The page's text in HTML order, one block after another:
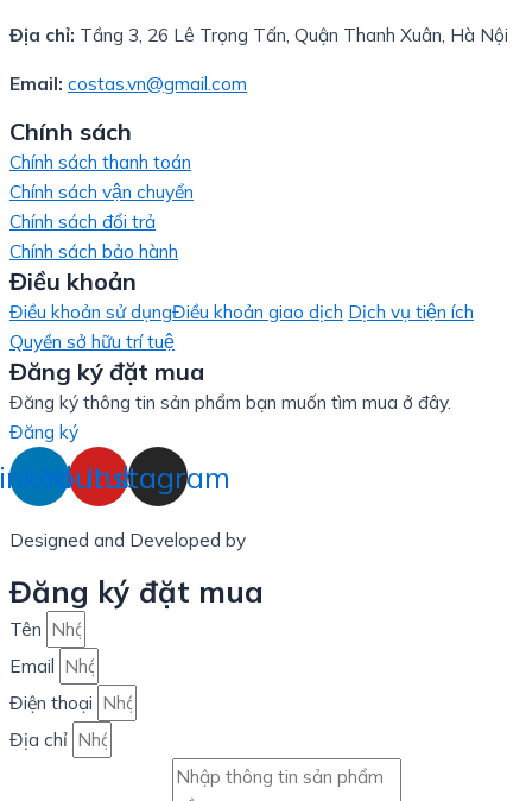
Địa chỉ: Tầng 3, 26 Lê Trọng Tấn, Quận Thanh Xuân, Hà Nội
Email: costas.vn@gmail.com
Chính sách
Chính sách thanh toán
Chính sách vận chuyển
Chính sách đổi trả
Chính sách bảo hành
Điều khoản
Điều khoản sử dụngĐiều khoản giao dịch Dịch vụ tiện ích
Quyền sở hữu trí tuệ
Đăng ký đặt mua
Đăng ký thông tin sản phẩm bạn muốn tìm mua ở đây.
Đăng ký
Youtube
Instagram
Designed and Developed by
Đăng ký đặt mua
Tên
Email
Điện thoại
Địa chỉ